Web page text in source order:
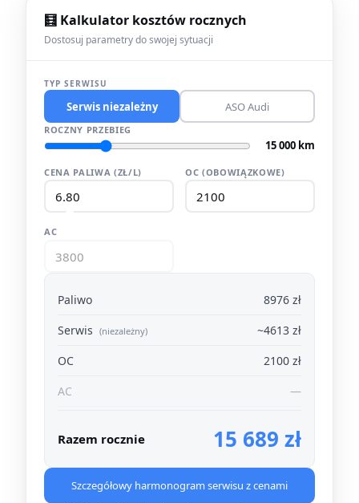
🧮 Kalkulator kosztów rocznych
Dostosuj parametry do swojej sytuacji
TYP SERWISU
Serwis niezależny ASO Audi
ROCZNY PRZEBIEG
15 000 km
CENA PALIWA (ZŁ/L) OC (OBOWIĄZKOWE)
AC
Paliwo
8976 zł
Serwis (niezależny)
~4613 zł
OC
2100 zł
AC
—
Razem rocznie 15 689 zł
Szczegółowy harmonogram serwisu z cenami